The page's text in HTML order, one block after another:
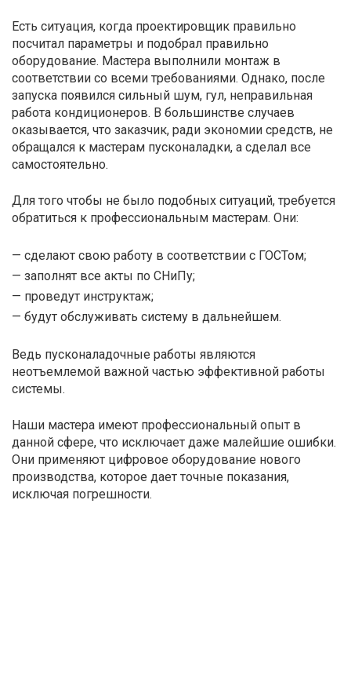
Есть ситуация, когда проектировщик правильно
посчитал параметры и подобрал правильно
оборудование. Мастера выполнили монтаж в
соответствии со всеми требованиями. Однако, после
запуска появился сильный шум, гул, неправильная
работа кондиционеров. В большинстве случаев
оказывается, что заказчик, ради экономии средств, не
обращался к мастерам пусконаладки, а сделал все
самостоятельно.
Для того чтобы не было подобных ситуаций, требуется
обратиться к профессиональным мастерам. Они:
— сделают свою работу в соответствии с ГОСТом;
— заполнят все акты по СНиПу;
— проведут инструктаж;
— будут обслуживать систему в дальнейшем.
Ведь пусконаладочные работы являются
неотъемлемой важной частью эффективной работы
системы.
Наши мастера имеют профессиональный опыт в
данной сфере, что исключает даже малейшие ошибки.
Они применяют цифровое оборудование нового
производства, которое дает точные показания,
исключая погрешности.